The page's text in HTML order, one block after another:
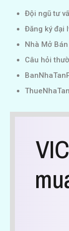
Đội ngũ tư
Đăng ký đại
Nhà Mở
Câu hỏi